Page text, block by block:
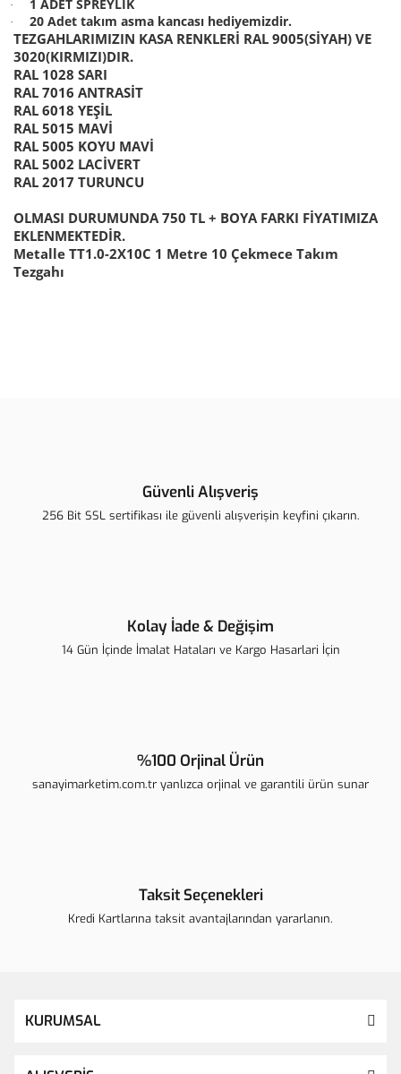
· 1 ADET SPREYLİK
· 20 Adet takım asma kancası hediyemizdir.
TEZGAHLARIMIZIN KASA RENKLERİ RAL 9005(SİYAH) VE
3020(KIRMIZI)DIR.
RAL 1028 SARI
RAL 7016 ANTRASİT
RAL 6018 YEŞİL
RAL 5015 MAVİ
RAL 5005 KOYU MAVİ
RAL 5002 LACİVERT
RAL 2017 TURUNCU
OLMASI DURUMUNDA 750 TL + BOYA FARKI FİYATIMIZA
EKLENMEKTEDİR.
Metalle TT1.0-2X10C 1 Metre 10 Çekmece Takım
Tezgahı
Ürün açıklamasında eksik bilgiler bulunuyor.
Güvenli Alışveriş
256 Bit SSL sertifikası ile güvenli alışverişin keyfini çıkarın.
Kolay İade & Değişim
14 Gün İçinde İmalat Hataları ve Kargo Hasarlari İçin
%100 Orjinal Ürün
sanayimarketim.com.tr yanlızca orjinal ve garantili ürün sunar
Taksit Seçenekleri
Kredi Kartlarına taksit avantajlarından yararlanın.
KURUMSAL